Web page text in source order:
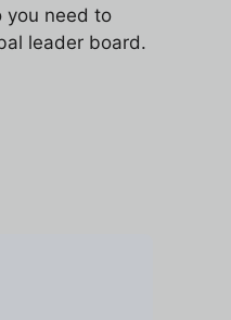
you need to
leader board.